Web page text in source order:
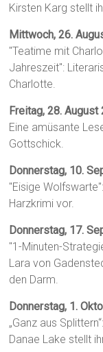
Kirsten Karg stellt
Mittwoch, 26.
"Teatime mit
Jahreszeit":
Charlotte.
Freitag, 28. August
Eine amüsante
Gottschick.
Donnerstag, 10.
"Eisige
Harzkrimi vor.
Donnerstag, 17.
"1-Minuten-
Lara von
den Darm.
Donnerstag, 1.
„Ganz aus
Danae Lake stellt